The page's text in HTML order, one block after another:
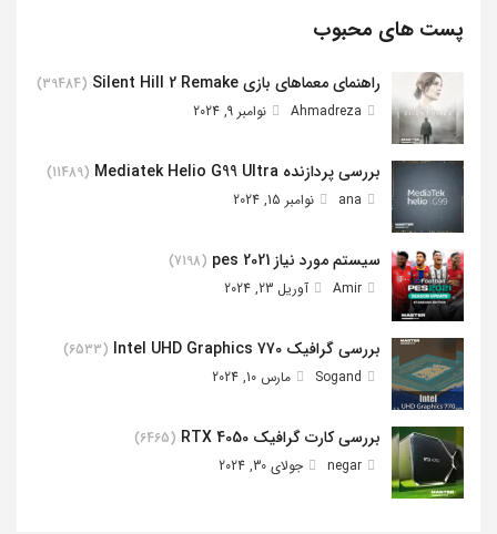
پست های محبوب
راهنمای معماهای بازی Silent Hill 2 Remake
(39484)
Ahmadreza
نوامبر 9, 2024
بررسی پردازنده Mediatek Helio G99 Ultra
(11489)
ana
نوامبر 15, 2024
سیستم مورد نیاز pes 2021
(7198)
Amir
آوریل 23, 2024
بررسی گرافیک Intel UHD Graphics 770
(6533)
Sogand
مارس 10, 2024
بررسی کارت گرافیک RTX 4050
(6465)
negar
جولای 30, 2024